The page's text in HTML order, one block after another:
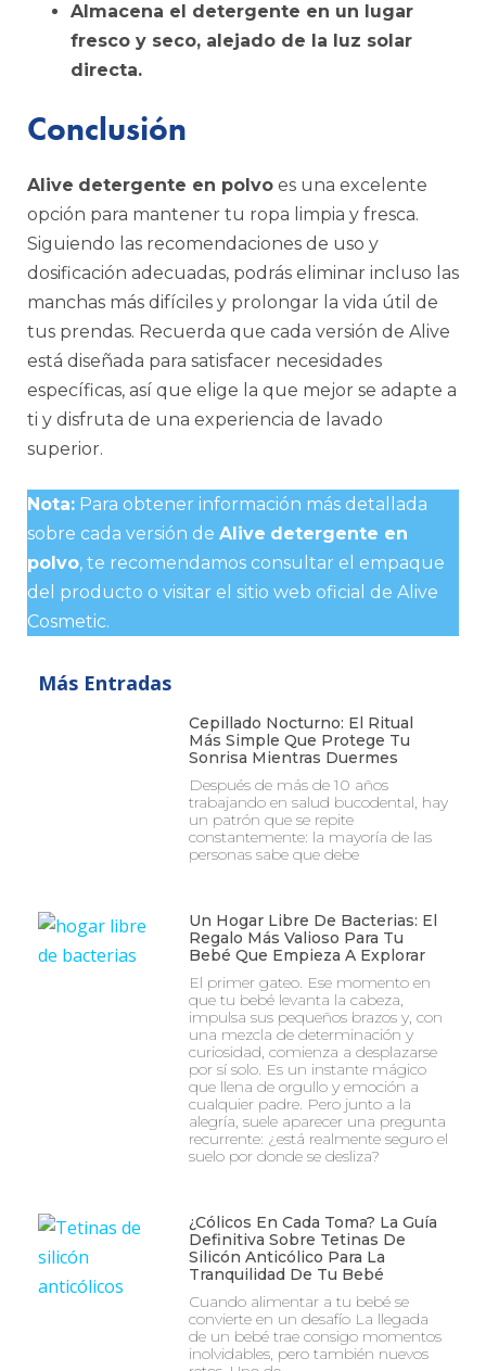
Almacena el detergente en un lugar
fresco y seco, alejado de la luz solar
directa.
Conclusión
Alive detergente en polvo es una excelente
opción para mantener tu ropa limpia y fresca.
Siguiendo las recomendaciones de uso y
dosificación adecuadas, podrás eliminar incluso las
manchas más difíciles y prolongar la vida útil de
tus prendas. Recuerda que cada versión de Alive
está diseñada para satisfacer necesidades
específicas, así que elige la que mejor se adapte a
ti y disfruta de una experiencia de lavado
superior.
Nota: Para obtener información más detallada
sobre cada versión de Alive detergente en
polvo, te recomendamos consultar el empaque
del producto o visitar el sitio web oficial de Alive
Cosmetic.
Más Entradas
Cepillado Nocturno: El Ritual
Más Simple Que Protege Tu
Sonrisa Mientras Duermes
Después de más de 10 años
trabajando en salud bucodental, hay
un patrón que se repite
constantemente: la mayoría de las
personas sabe que debe
Un Hogar Libre De Bacterias: El
Regalo Más Valioso Para Tu
Bebé Que Empieza A Explorar
El primer gateo. Ese momento en
que tu bebé levanta la cabeza,
impulsa sus pequeños brazos y, con
una mezcla de determinación y
curiosidad, comienza a desplazarse
por sí solo. Es un instante mágico
que llena de orgullo y emoción a
cualquier padre. Pero junto a la
alegría, suele aparecer una pregunta
recurrente: ¿está realmente seguro el
suelo por donde se desliza?
¿Cólicos En Cada Toma? La Guía
Definitiva Sobre Tetinas De
Silicón Anticólico Para La
Tranquilidad De Tu Bebé
Cuando alimentar a tu bebé se
convierte en un desafío La llegada
de un bebé trae consigo momentos
inolvidables, pero también nuevos